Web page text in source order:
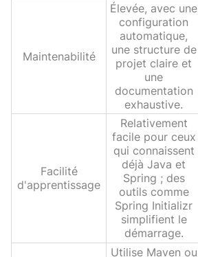
Maintenabilité
Élevée, avec une
configuration
automatique,
une structure de
projet claire et
une
documentation
exhaustive.
Facilité
d'apprentissage
Relativement
facile pour ceux
qui connaissent
déjà Java et
Spring ; des
outils comme
Spring Initializr
simplifient le
démarrage.
Utilise Maven ou